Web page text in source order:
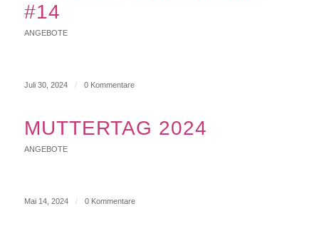
#14
ANGEBOTE
Juli 30, 2024 / 0 Kommentare
MUTTERTAG 2024
ANGEBOTE
Mai 14, 2024 / 0 Kommentare